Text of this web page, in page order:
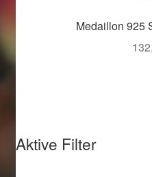
Medaillon 925
Aktive Filter